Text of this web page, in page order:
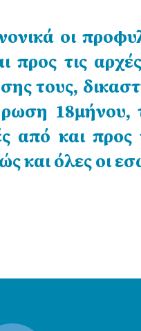
οι
τις
τους,
18μήνου,
από και προς
και όλες οι